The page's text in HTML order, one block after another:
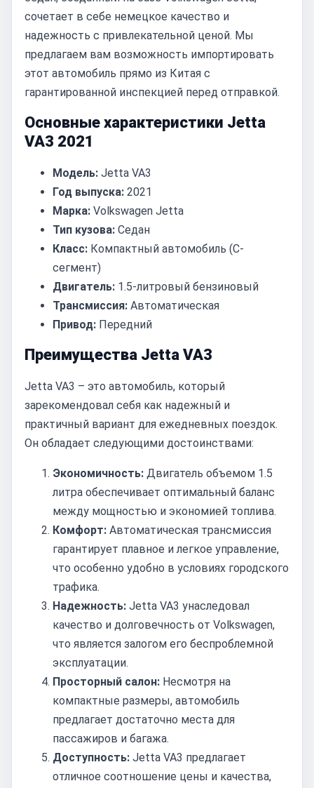
сочетает в себе немецкое качество и
надежность с привлекательной ценой. Мы
предлагаем вам возможность импортировать
этот автомобиль прямо из Китая с
гарантированной инспекцией перед отправкой.
Основные характеристики Jetta
VA3 2021
Модель: Jetta VA3
Год выпуска: 2021
Марка: Volkswagen Jetta
Тип кузова: Седан
Класс: Компактный автомобиль (C-
сегмент)
Двигатель: 1.5-литровый бензиновый
Трансмиссия: Автоматическая
Привод: Передний
Преимущества Jetta VA3
Jetta VA3 – это автомобиль, который
зарекомендовал себя как надежный и
практичный вариант для ежедневных поездок.
Он обладает следующими достоинствами:
Экономичность: Двигатель объемом 1.5
литра обеспечивает оптимальный баланс
между мощностью и экономией топлива.
Комфорт: Автоматическая трансмиссия
гарантирует плавное и легкое управление,
что особенно удобно в условиях городского
трафика.
Надежность: Jetta VA3 унаследовал
качество и долговечность от Volkswagen,
что является залогом его беспроблемной
эксплуатации.
Просторный салон: Несмотря на
компактные размеры, автомобиль
предлагает достаточно места для
пассажиров и багажа.
Доступность: Jetta VA3 предлагает
отличное соотношение цены и качества,